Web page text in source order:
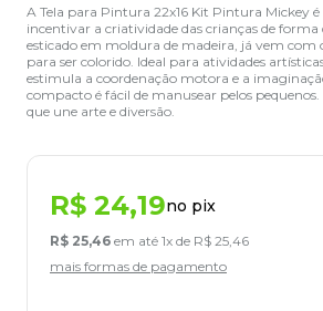
A Tela para Pintura 22x16 Kit Pintura Mickey
incentivar a criatividade das crianças de
esticado em moldura de madeira, já vem com
para ser colorido. Ideal para atividades
estimula a coordenação motora e a
compacto é fácil de manusear pelos
que une arte e diversão.
R$ 24,19no pix
R$ 25,46 em até 1x de R$ 25,46
mais formas de pagamento